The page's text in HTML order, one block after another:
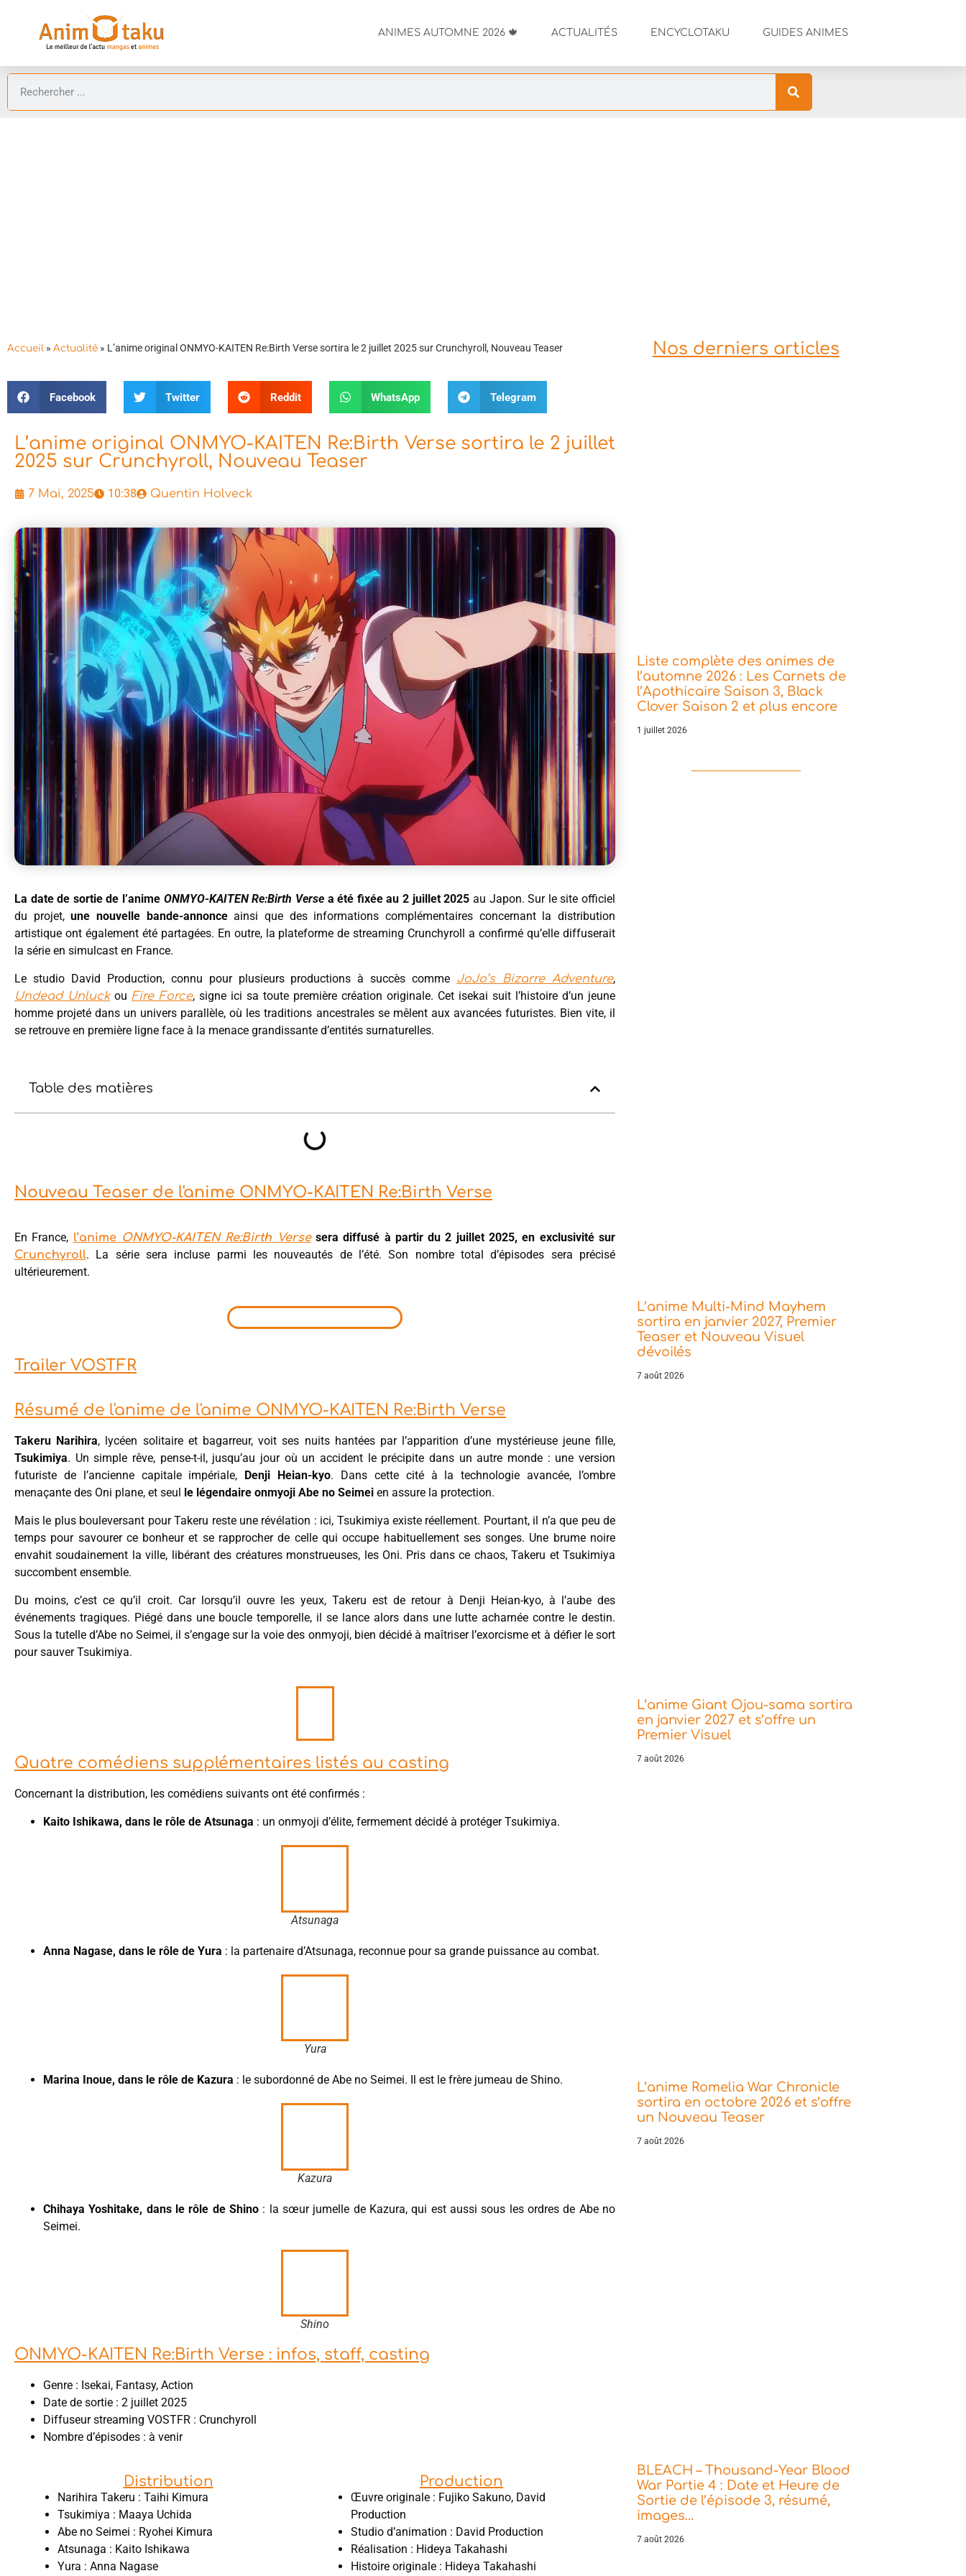
ANIMES AUTOMNE 2026 🍁 ACTUALITÉS ENCYCLOTAKU GUIDES ANIMES
Accueil » Actualité » L’anime original ONMYO-KAITEN Re:Birth Verse sortira le 2 juillet 2025 sur Crunchyroll, Nouveau Teaser
Facebook Twitter Reddit WhatsApp Telegram
L’anime original ONMYO-KAITEN Re:Birth Verse sortira le 2 juillet
2025 sur Crunchyroll, Nouveau Teaser
7 Mai, 2025 10:38 Quentin Holveck
La date de sortie de l’anime ONMYO-KAITEN Re:Birth Versea été fixée au 2 juillet 2025 au Japon. Sur le site officiel
du projet,une nouvelle bande-annonceainsi que des informations complémentaires concernant la distribution
artistique ont également été partagées. En outre, la plateforme de streaming Crunchyroll a confirmé qu’elle diffuserait
la série en simulcast en France.
Le studio David Production, connu pour plusieurs productions à succès comme JoJo’s Bizarre Adventure,
Undead Unluckou Fire Force, signe ici sa toute première création originale. Cet isekai suit l’histoire d’un jeune
homme projeté dans un univers parallèle, où les traditions ancestrales se mêlent aux avancées futuristes. Bien vite, il
se retrouve en première ligne face à la menace grandissante d’entités surnaturelles.
Table des matières
Nouveau Teaser de l'anime ONMYO-KAITEN Re:Birth Verse
En France, l’anime ONMYO-KAITEN Re:Birth Versesera diffusé à partir du 2 juillet 2025, en exclusivité sur
Crunchyroll. La série sera incluse parmi les nouveautés de l’été. Son nombre total d’épisodes sera précisé
ultérieurement.
Trailer VOSTFR
Résumé de l'anime de l'anime ONMYO-KAITEN Re:Birth Verse
Takeru Narihira, lycéen solitaire et bagarreur, voit ses nuits hantées par l’apparition d’une mystérieuse jeune fille,
Tsukimiya. Un simple rêve, pense-t-il, jusqu’au jour où un accident le précipite dans un autre monde : une version
futuriste de l’ancienne capitale impériale, Denji Heian-kyo. Dans cette cité à la technologie avancée, l’ombre
menaçante des Oni plane, et seul le légendaire onmyoji Abe no Seimei en assure la protection.
Mais le plus bouleversant pour Takeru reste une révélation : ici, Tsukimiya existe réellement. Pourtant, il n’a que peu de
temps pour savourer ce bonheur et se rapprocher de celle qui occupe habituellement ses songes. Une brume noire
envahit soudainement la ville, libérant des créatures monstrueuses, les Oni. Pris dans ce chaos, Takeru et Tsukimiya
succombent ensemble.
Du moins, c’est ce qu’il croit. Car lorsqu’il ouvre les yeux, Takeru est de retour à Denji Heian-kyo, à l’aube des
événements tragiques. Piégé dans une boucle temporelle, il se lance alors dans une lutte acharnée contre le destin.
Sous la tutelle d’Abe no Seimei, il s’engage sur la voie des onmyoji, bien décidé à maîtriser l’exorcisme et à défier le sort
pour sauver Tsukimiya.
Quatre comédiens supplémentaires listés au casting
Concernant la distribution, les comédiens suivants ont été confirmés :
Kaito Ishikawa, dans le rôle de Atsunaga : un onmyoji d’élite, fermement décidé à protéger Tsukimiya.
Atsunaga
Anna Nagase, dans le rôle de Yura : la partenaire d’Atsunaga, reconnue pour sa grande puissance au combat.
Yura
Marina Inoue, dans le rôle de Kazura : le subordonné de Abe no Seimei. Il est le frère jumeau de Shino.
Kazura
Chihaya Yoshitake, dans le rôle de Shino : la sœur jumelle de Kazura, qui est aussi sous les ordres de Abe no
Seimei.
Shino
ONMYO-KAITEN Re:Birth Verse : infos, staff, casting
Genre : Isekai, Fantasy, Action
Date de sortie : 2 juillet 2025
Diffuseur streaming VOSTFR : Crunchyroll
Nombre d’épisodes : à venir
Distribution
Narihira Takeru : Taihi Kimura
Tsukimiya : Maaya Uchida
Abe no Seimei : Ryohei Kimura
Atsunaga : Kaito Ishikawa
Yura : Anna Nagase
Production
Œuvre originale : Fujiko Sakuno, David
Production
Studio d’animation : David Production
Réalisation : Hideya Takahashi
Histoire originale : Hideya Takahashi
Nos derniers articles
Liste complète des animes de
l’automne 2026 : Les Carnets de
l’Apothicaire Saison 3, Black
Clover Saison 2 et plus encore
1 juillet 2026
L’anime Multi-Mind Mayhem
sortira en janvier 2027, Premier
Teaser et Nouveau Visuel
dévoilés
7 août 2026
L’anime Giant Ojou-sama sortira
en janvier 2027 et s’offre un
Premier Visuel
7 août 2026
L’anime Romelia War Chronicle
sortira en octobre 2026 et s’offre
un Nouveau Teaser
7 août 2026
BLEACH – Thousand-Year Blood
War Partie 4 : Date et Heure de
Sortie de l’épisode 3, résumé,
images…
7 août 2026